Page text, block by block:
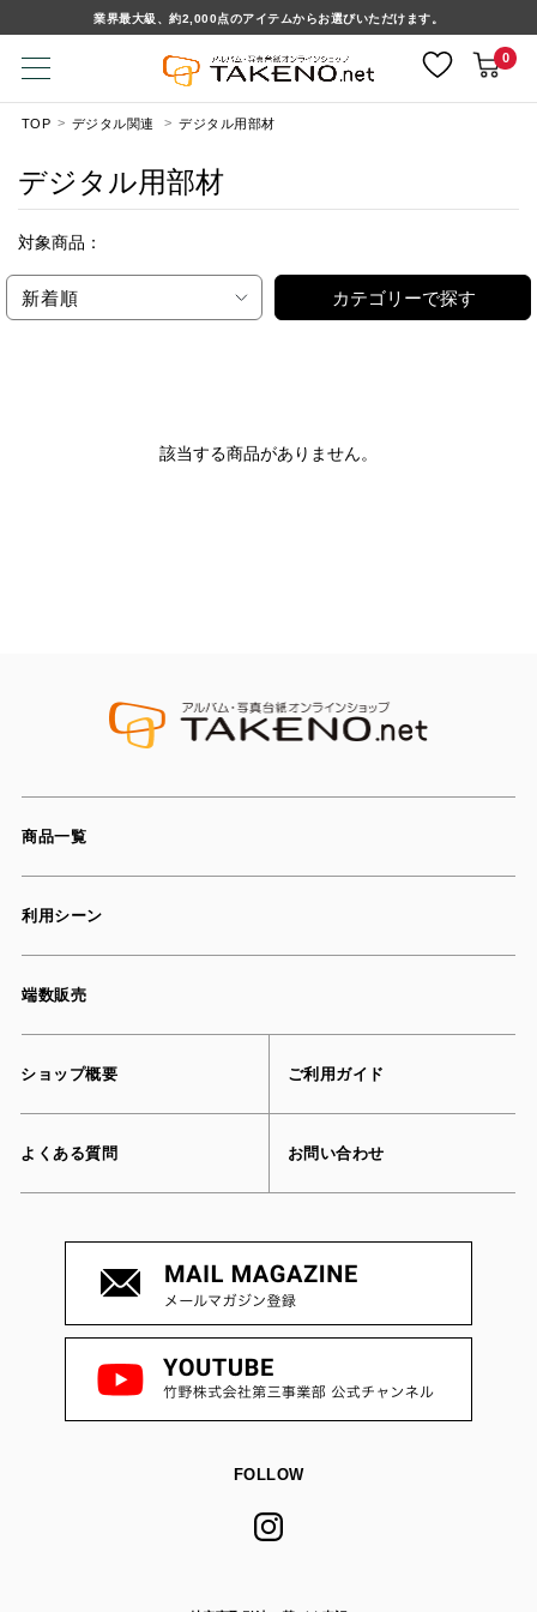
業界最大級、約2,000点のアイテムからお選びいただけます。
0
TOP デジタル関連 デジタル用部材
デジタル用部材
対象商品：
新着順 カテゴリーで探す
該当する商品がありません。
商品一覧
利用シーン
端数販売
ショップ概要 ご利用ガイド
よくある質問 お問い合わせ
FOLLOW